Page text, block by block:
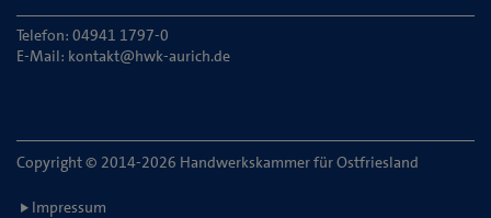
Telefon: 04941 1797-0
E-Mail: kontakt@hwk-aurich.de
Copyright © 2014-2026 Handwerkskammer für Ostfriesland
Impressum